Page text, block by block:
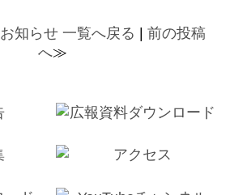
お知らせ 一覧へ戻る
前の投稿
へ≫